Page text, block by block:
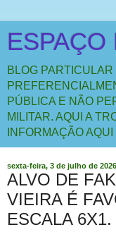
ESPAÇO
BLOG
PÚBLICA E NÃO
MILITAR. AQUI A
INFORMAÇÃO
sexta-feira, 3 de julho de 2026
ALVO DE
VIEIRA É
ESCALA 6X1.